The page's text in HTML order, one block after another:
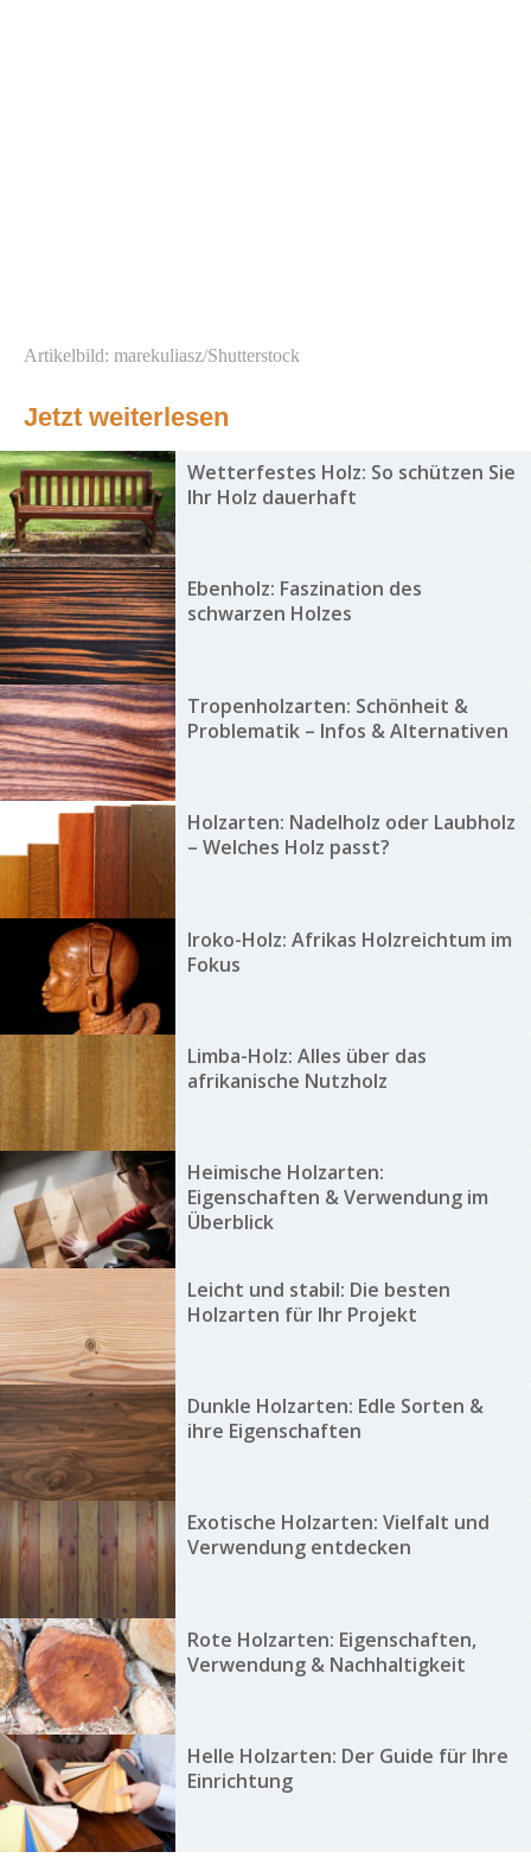
Artikelbild: marekuliasz/Shutterstock
Jetzt weiterlesen
Wetterfestes Holz: So schützen Sie
Ihr Holz dauerhaft
Ebenholz: Faszination des
schwarzen Holzes
Tropenholzarten: Schönheit &
Problematik – Infos & Alternativen
Holzarten: Nadelholz oder Laubholz
– Welches Holz passt?
Iroko-Holz: Afrikas Holzreichtum im
Fokus
Limba-Holz: Alles über das
afrikanische Nutzholz
Heimische Holzarten:
Eigenschaften & Verwendung im
Überblick
Leicht und stabil: Die besten
Holzarten für Ihr Projekt
Dunkle Holzarten: Edle Sorten &
ihre Eigenschaften
Exotische Holzarten: Vielfalt und
Verwendung entdecken
Rote Holzarten: Eigenschaften,
Verwendung & Nachhaltigkeit
Helle Holzarten: Der Guide für Ihre
Einrichtung